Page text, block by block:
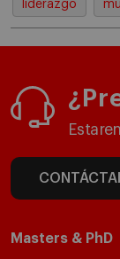
liderazgo
Masters & PhD